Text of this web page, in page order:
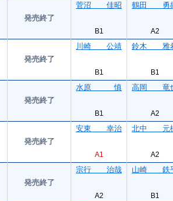
発売終了
菅沼 佳昭
B1
鶴田 勇
A2
発売終了
川崎 公靖
B1
鈴木 雅
B1
発売終了
水原 慎
B1
高岡 竜
A2
発売終了
安東 幸治
A1
北中 元
A2
発売終了
宗行 治哉
A2
山崎 鉄
B1